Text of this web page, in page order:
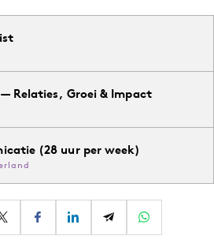
Relaties, Groei & Impact
(28 uur per week)